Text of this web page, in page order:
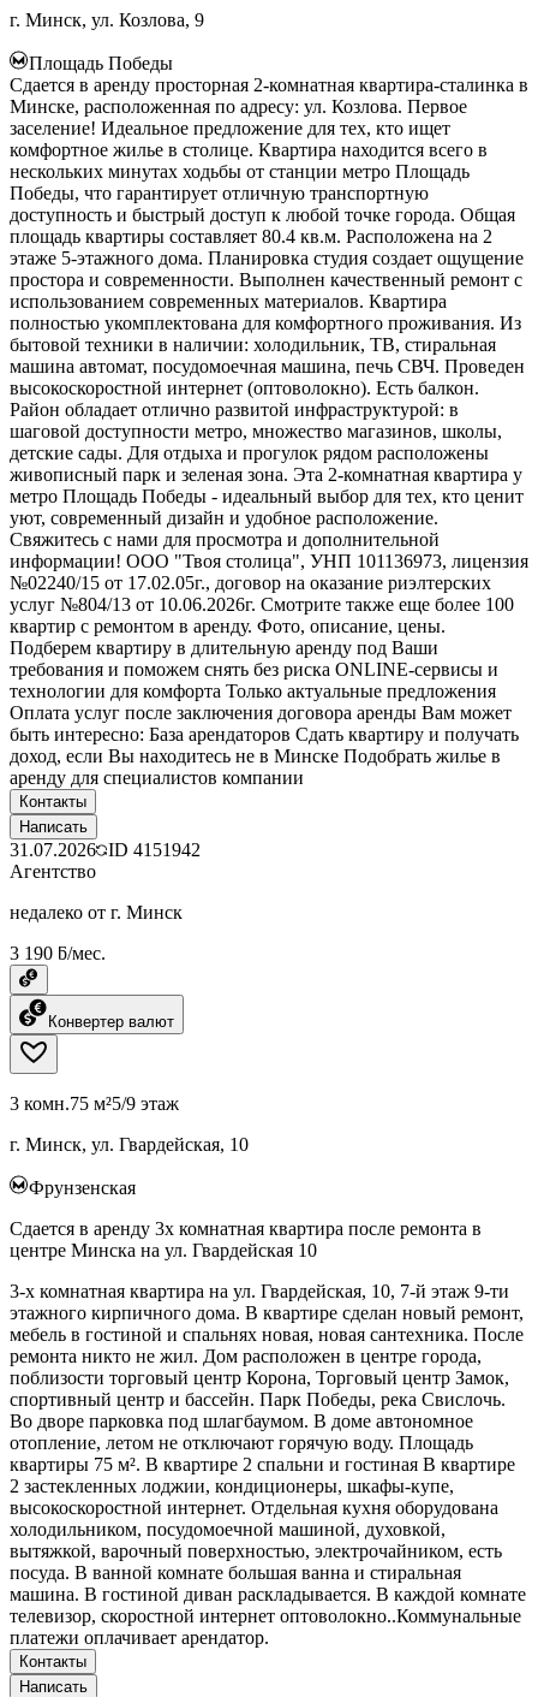
г. Минск, ул. Козлова, 9
Площадь Победы
Сдается в аренду просторная 2-комнатная квартира-сталинка в
Минске, расположенная по адресу: ул. Козлова. Первое
заселение! Идеальное предложение для тех, кто ищет
комфортное жилье в столице. Квартира находится всего в
нескольких минутах ходьбы от станции метро Площадь
Победы, что гарантирует отличную транспортную
доступность и быстрый доступ к любой точке города. Общая
площадь квартиры составляет 80.4 кв.м. Расположена на 2
этаже 5-этажного дома. Планировка студия создает ощущение
простора и современности. Выполнен качественный ремонт с
использованием современных материалов. Квартира
полностью укомплектована для комфортного проживания. Из
бытовой техники в наличии: холодильник, ТВ, стиральная
машина автомат, посудомоечная машина, печь СВЧ. Проведен
высокоскоростной интернет (оптоволокно). Есть балкон.
Район обладает отлично развитой инфраструктурой: в
шаговой доступности метро, множество магазинов, школы,
детские сады. Для отдыха и прогулок рядом расположены
живописный парк и зеленая зона. Эта 2-комнатная квартира у
метро Площадь Победы - идеальный выбор для тех, кто ценит
уют, современный дизайн и удобное расположение.
Свяжитесь с нами для просмотра и дополнительной
информации! ООО "Твоя столица", УНП 101136973, лицензия
№02240/15 от 17.02.05г., договор на оказание риэлтерских
услуг №804/13 от 10.06.2026г. Смотрите также еще более 100
квартир с ремонтом в аренду. Фото, описание, цены.
Подберем квартиру в длительную аренду под Ваши
требования и поможем снять без риска ONLINE-сервисы и
технологии для комфорта Только актуальные предложения
Оплата услуг после заключения договора аренды Вам может
быть интересно: База арендаторов Сдать квартиру и получать
доход, если Вы находитесь не в Минске Подобрать жилье в
аренду для специалистов компании
Контакты
Написать
31.07.2026 ID 4151942
Агентство
недалеко от г. Минск
3 190 ƃ/мес.
Конвертер валют
3 комн.75 м²5/9 этаж
г. Минск, ул. Гвардейская, 10
Фрунзенская
Сдается в аренду 3х комнатная квартира после ремонта в
центре Минска на ул. Гвардейская 10
3-х комнатная квартира на ул. Гвардейская, 10, 7-й этаж 9-ти
этажного кирпичного дома. В квартире сделан новый ремонт,
мебель в гостиной и спальнях новая, новая сантехника. После
ремонта никто не жил. Дом расположен в центре города,
поблизости торговый центр Корона, Торговый центр Замок,
спортивный центр и бассейн. Парк Победы, река Свислочь.
Во дворе парковка под шлагбаумом. В доме автономное
отопление, летом не отключают горячую воду. Площадь
квартиры 75 м². В квартире 2 спальни и гостиная В квартире
2 застекленных лоджии, кондиционеры, шкафы-купе,
высокоскоростной интернет. Отдельная кухня оборудована
холодильником, посудомоечной машиной, духовкой,
вытяжкой, варочный поверхностью, электрочайником, есть
посуда. В ванной комнате большая ванна и стиральная
машина. В гостиной диван раскладывается. В каждой комнате
телевизор, скоростной интернет оптоволокно..Коммунальные
платежи оплачивает арендатор.
Контакты
Написать